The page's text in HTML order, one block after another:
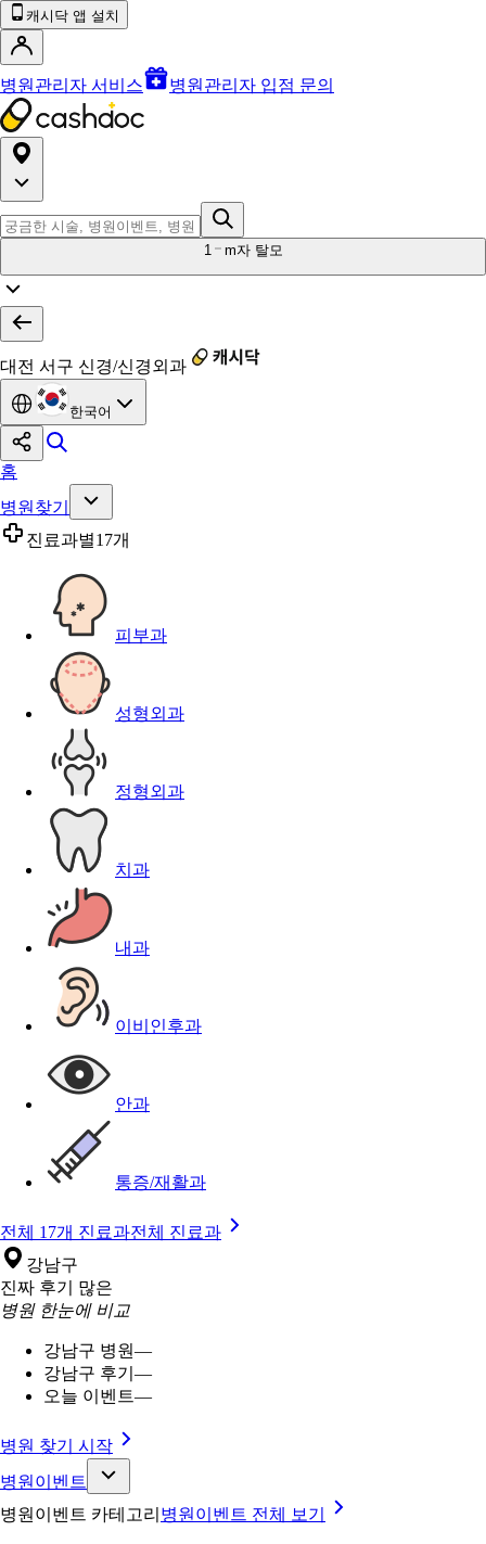
캐시닥 앱 설치
병원관리자 서비스 병원관리자 입점 문의
1 m자 탈모
대전 서구 신경/신경외과
한국어
홈
병원찾기
진료과별17개
피부과
성형외과
정형외과
치과
내과
이비인후과
안과
통증/재활과
전체 17개 진료과전체 진료과
강남구
진짜 후기 많은
병원 한눈에 비교
강남구 병원—
강남구 후기 —
오늘 이벤트—
병원 찾기 시작
병원이벤트
병원이벤트 카테고리 병원이벤트 전체 보기